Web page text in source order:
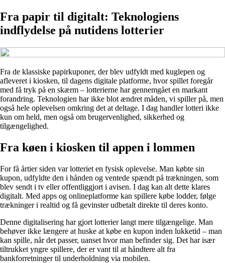
Fra papir til digitalt: Teknologiens
indflydelse på nutidens lotterier
Fra de klassiske papirkuponer, der blev udfyldt med kuglepen og
afleveret i kiosken, til dagens digitale platforme, hvor spillet foregår
med få tryk på en skærm – lotterierne har gennemgået en markant
forandring. Teknologien har ikke blot ændret måden, vi spiller på, men
også hele oplevelsen omkring det at deltage. I dag handler lotteri ikke
kun om held, men også om brugervenlighed, sikkerhed og
tilgængelighed.
Fra køen i kiosken til appen i lommen
For få årtier siden var lotteriet en fysisk oplevelse. Man købte sin
kupon, udfyldte den i hånden og ventede spændt på trækningen, som
blev sendt i tv eller offentliggjort i avisen. I dag kan alt dette klares
digitalt. Med apps og onlineplatforme kan spillere købe lodder, følge
trækninger i realtid og få gevinster udbetalt direkte til deres konto.
Denne digitalisering har gjort lotterier langt mere tilgængelige. Man
behøver ikke længere at huske at købe en kupon inden lukketid – man
kan spille, når det passer, uanset hvor man befinder sig. Det har især
tiltrukket yngre spillere, der er vant til at håndtere alt fra
bankforretninger til underholdning via mobilen.